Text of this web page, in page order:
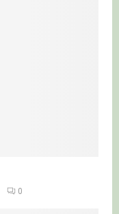
0